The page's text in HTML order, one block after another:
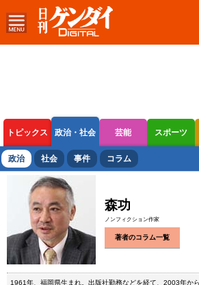
トピックス 政治・社会 芸能 スポーツ
ボートレース 競輪 オートレース
政治 社会 事件 コラム
森功
ノンフィクション作家
著者のコラム一覧
1961年、福岡県生まれ。出版社勤務などを経て、2003年か